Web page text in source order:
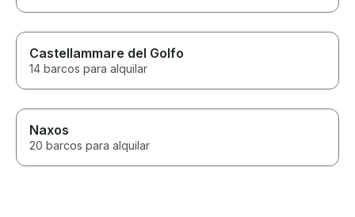
Castellammare del Golfo
14 barcos para alquilar
Naxos
20 barcos para alquilar